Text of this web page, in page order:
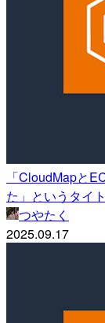
「CloudMapと
た」というタイ
つやたく
2025.09.17